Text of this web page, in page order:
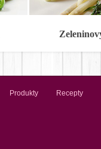
Produkty Recepty